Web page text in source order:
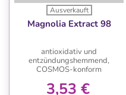
Ausverkauft
Magnolia Extract 98
antioxidativ und
entzündungshemmend,
COSMOS-konform
3,53 €